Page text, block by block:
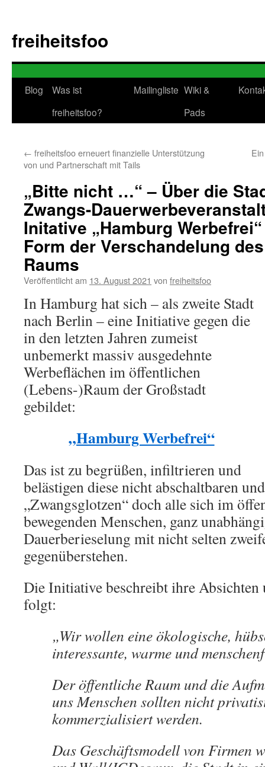
springen
freiheitsfoo
Blog
Was ist
freiheitsfoo?
Mailingliste Wiki &
Pads
← freiheitsfoo erneuert finanzielle Unterstützung
von und Partnerschaft mit Tails
„Bitte nicht …“ – Über die
Zwangs-
Initative „Hamburg
Form der Verschandelung
Raums
Veröffentlicht am 13. August 2021 von freiheitsfoo
In Hamburg hat sich – als zweite Stadt
nach Berlin – eine Initiative gegen die
in den letzten Jahren zumeist
unbemerkt massiv ausgedehnte
Werbeflächen im öffentlichen
(Lebens-)Raum der Großstadt
gebildet:
„Hamburg Werbefrei“
Das ist zu begrüßen, infiltrieren und
belästigen diese nicht abschaltbaren
„Zwangsglotzen“ doch alle sich im
bewegenden Menschen, ganz
Dauerberieselung mit nicht selten
gegenüberstehen.
Die Initiative beschreibt ihre Absichten
folgt:
„Wir wollen eine ökologische,
interessante, warme und
Der öffentliche Raum und die
uns Menschen sollten nicht
kommerzialisiert werden.
Das Geschäftsmodell von Firmen